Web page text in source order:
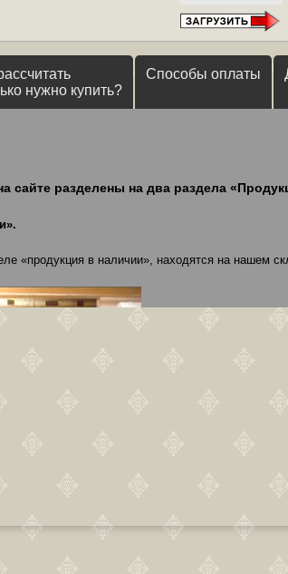
нужно купить?
Способы оплаты
сайте разделены на два раздела
«продукция в наличии», находятся на нашем